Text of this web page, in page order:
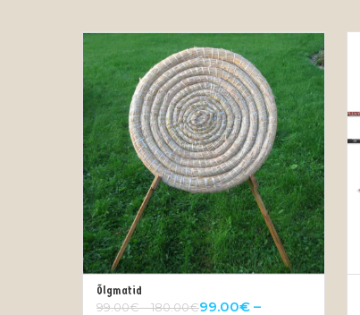
Õlgmatid
99.00€–180.00€99.00€ –